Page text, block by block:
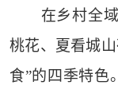
在乡村全域
桃花、夏看城
食”的四季特色